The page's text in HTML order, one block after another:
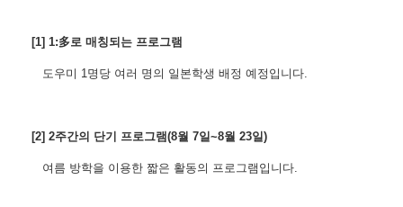
[1] 1:多로 매칭되는 프로그램
도우미 1명당 여러 명의 일본학생 배정 예정입니다.
[2] 2주간의 단기 프로그램(8월 7일~8월 23일)
여름 방학을 이용한 짧은 활동의 프로그램입니다.